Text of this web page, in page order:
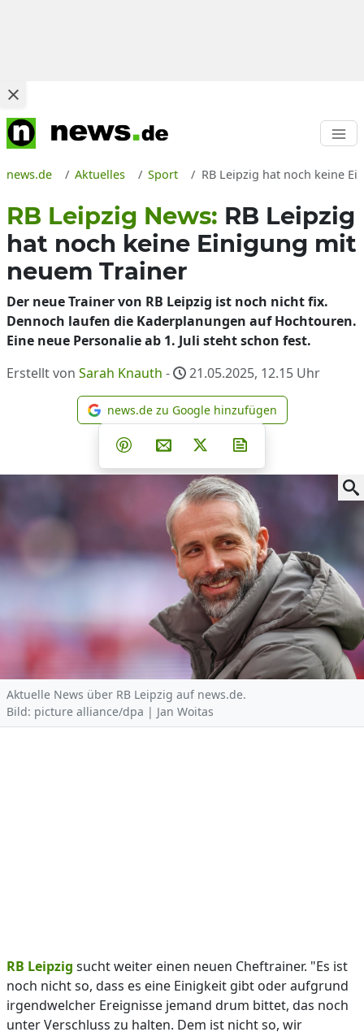
news.de Aktuelles Sport RB Leipzig hat noch keine
RB Leipzig News: RB Leipzig
hat noch keine Einigung mit
neuem Trainer
Der neue Trainer von RB Leipzig ist noch nicht fix.
Dennoch laufen die Kaderplanungen auf Hochtouren.
Eine neue Personalie ab 1. Juli steht schon fest.
Erstellt von Sarah Knauth - 21.05.2025, 12.15 Uhr
news.de zu Google
news.de zu Google hinzufügen
Teilen auf Facebook
Teilen auf Whatsapp
Teilen auf Telegram
Teilen auf Pinterest
Per E-Mail teilen
Post auf X
Aktuelle News über RB Leipzig auf news.de.
Bild: picture alliance/dpa | Jan Woitas
RB Leipzig sucht weiter einen neuen Cheftrainer. "Es ist
noch nicht so, dass es eine Einigkeit gibt oder aufgrund
irgendwelcher Ereignisse jemand drum bittet, das noch
unter Verschluss zu halten. Dem ist nicht so, wir